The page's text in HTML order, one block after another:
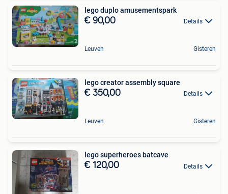
lego duplo amusementspark
€ 90,00 Details
Leuven Gisteren
lego creator assembly square
€ 350,00 Details
Leuven Gisteren
lego superheroes batcave
€ 120,00 Details